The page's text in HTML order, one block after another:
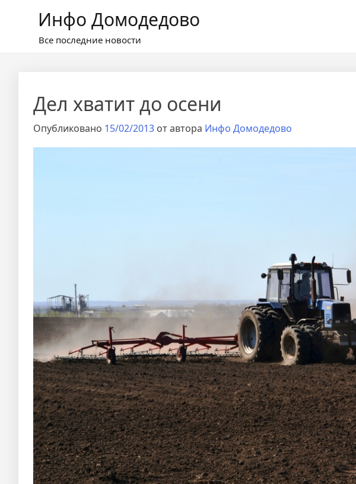
содержимому
Инфо Домодедово
Все последние новости
Дел хватит до осени
Опубликовано 15/02/2013 от автора Инфо Домодедово